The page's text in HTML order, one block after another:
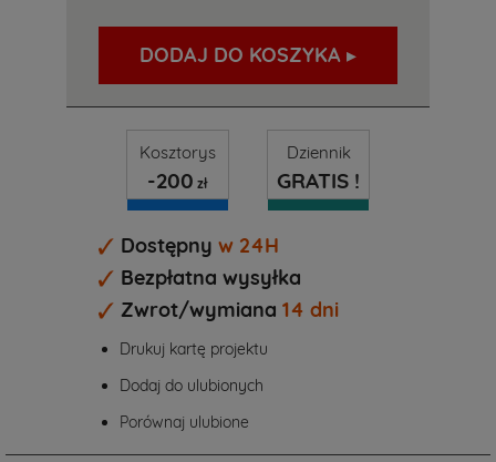
DODAJ DO KOSZYKA ▸
Kosztorys
-200 zł
Dziennik
GRATIS !
Dostępny w 24H
Bezpłatna wysyłka
Zwrot/wymiana 14 dni
Drukuj kartę projektu
Dodaj do ulubionych
Porównaj ulubione